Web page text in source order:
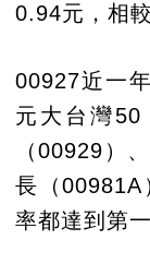
0.94元，相
00927近一
元大台灣50
（00929）
長（00981A
率都達到第一